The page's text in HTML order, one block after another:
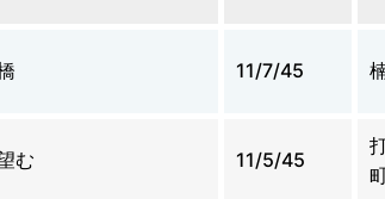
11/7/45
む 11/5/45